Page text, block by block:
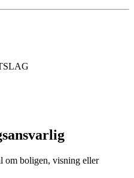
om boligen, visning eller